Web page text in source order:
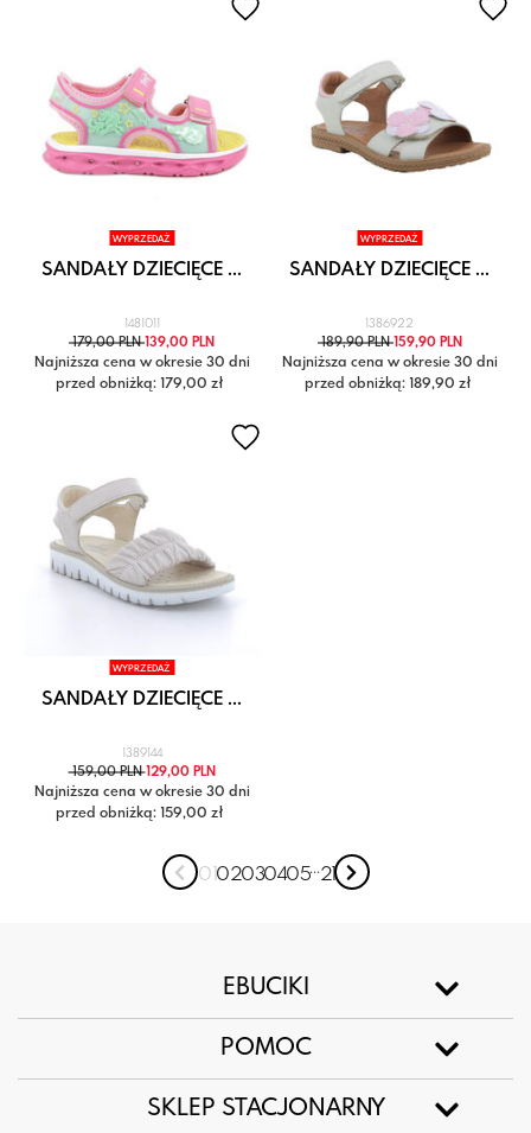
WYPRZEDAŻ
SANDAŁY DZIECIĘCE ...
1481011
179,00 PLN139,00 PLN
Najniższa cena w okresie 30 dni
przed obniżką: 179,00 zł
WYPRZEDAŻ
SANDAŁY DZIECIĘCE ...
1386922
189,90 PLN159,90 PLN
Najniższa cena w okresie 30 dni
przed obniżką: 189,90 zł
WYPRZEDAŻ
SANDAŁY DZIECIĘCE ...
1389144
159,00 PLN129,00 PLN
Najniższa cena w okresie 30 dni
przed obniżką: 159,00 zł
0 1 0 20 30 40 5...21
EBUCIKI
POMOC
SKLEP STACJONARNY